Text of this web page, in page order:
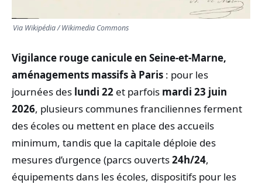
Via Wikipédia / Wikimedia Commons
Vigilance rouge canicule en Seine-et-Marne,
aménagements massifs à Paris : pour les
journées des lundi 22 et parfois mardi 23 juin
2026, plusieurs communes franciliennes ferment
des écoles ou mettent en place des accueils
minimum, tandis que la capitale déploie des
mesures d’urgence (parcs ouverts24h/24,
équipements dans les écoles, dispositifs pour les